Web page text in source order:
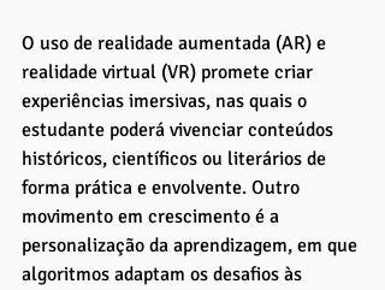
O uso de realidade aumentada (AR) e
realidade virtual (VR) promete criar
experiências imersivas, nas quais o
estudante poderá vivenciar conteúdos
históricos, científicos ou literários de
forma prática e envolvente. Outro
movimento em crescimento é a
personalização da aprendizagem, em que
algoritmos adaptam os desafios às